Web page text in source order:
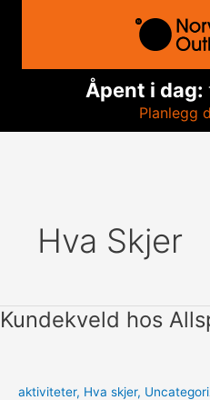
innholdet
Åpent i dag:
Planlegg
Hva Skjer
Kundekveld hos
aktiviteter, Hva skjer,